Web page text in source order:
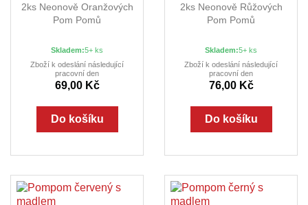
2ks Neonově Oranžových
Pom Pomů
Skladem:5+ ks
Zboží k odeslání následující
pracovní den
69,00 Kč
Do košíku
2ks Neonově Růžových
Pom Pomů
Skladem:5+ ks
Zboží k odeslání následující
pracovní den
76,00 Kč
Do košíku